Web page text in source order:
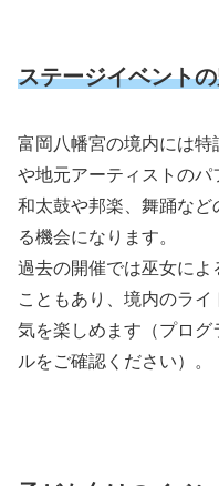
ステージイベント
富岡八幡宮の境内には
や地元アーティストのパ
和太鼓や邦楽、舞踊な
る機会になります。
過去の開催では巫女によ
こともあり、境内のラ
気を楽しめます（プロ
ルをご確認ください）。